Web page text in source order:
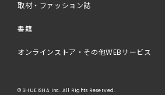
取材・ファッション誌
書籍
オンラインストア・その他WEBサービス
© SHUEISHA Inc. All Rights Reserved.